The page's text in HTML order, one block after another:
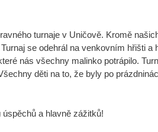
turnaje v Uničově. Kromě
se odehrál na venkovním hřišti a
nás všechny malinko potrápilo.
děti na to, že byly po
a hlavně zážitků!